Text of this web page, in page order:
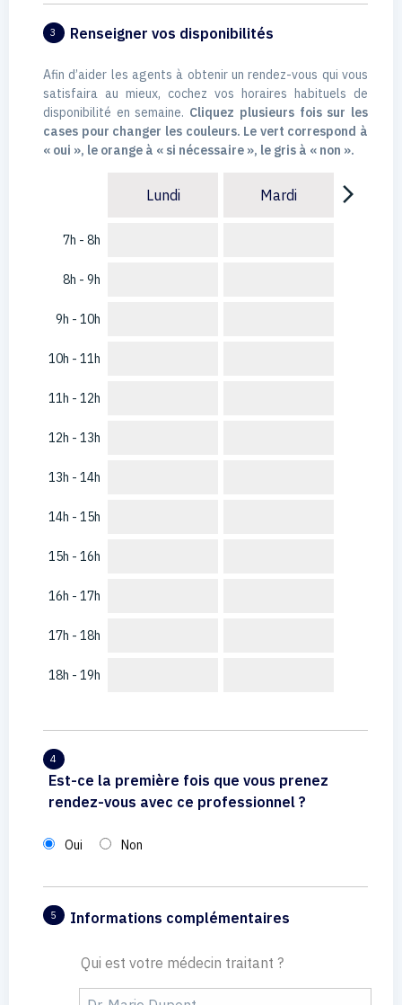
3 Renseigner vos disponibilités
Afin d’aider les agents à obtenir un rendez-vous qui vous
satisfaira au mieux, cochez vos horaires habituels de
disponibilité en semaine. Cliquez plusieurs fois sur les
cases pour changer les couleurs. Le vert correspond à
« oui », le orange à « si nécessaire », le gris à « non ».
7h - 8h
8h - 9h
9h - 10h
10h - 11h
11h - 12h
12h - 13h
13h - 14h
14h - 15h
15h - 16h
16h - 17h
17h - 18h
18h - 19h
Lundi Mardi arrow_forward_ios
4
Est-ce la première fois que vous prenez
rendez-vous avec ce professionnel ?
Oui Non
5 Informations complémentaires
Qui est votre médecin traitant ?